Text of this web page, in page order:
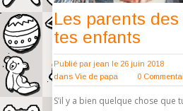
Les parents
tes enfants
Publié par jean le 26 juin 2018
dans Vie de papa 0
S’il y a bien quelque chose que